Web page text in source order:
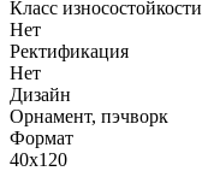
Класс износостойкости
Нет
Ректификация
Нет
Дизайн
Орнамент, пэчворк
Формат
40x120